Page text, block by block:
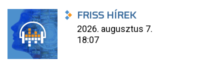
FRISS HÍREK
2026. augusztus 7.
18:07